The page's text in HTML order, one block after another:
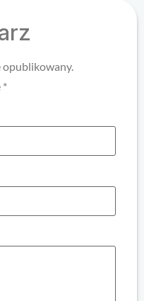
opublikowany.
*